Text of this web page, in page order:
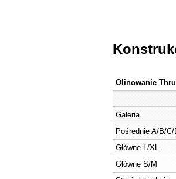
Olinowanie
Galeria
Pośrednie A/B/C/
Główne L/XL
Główne S/M